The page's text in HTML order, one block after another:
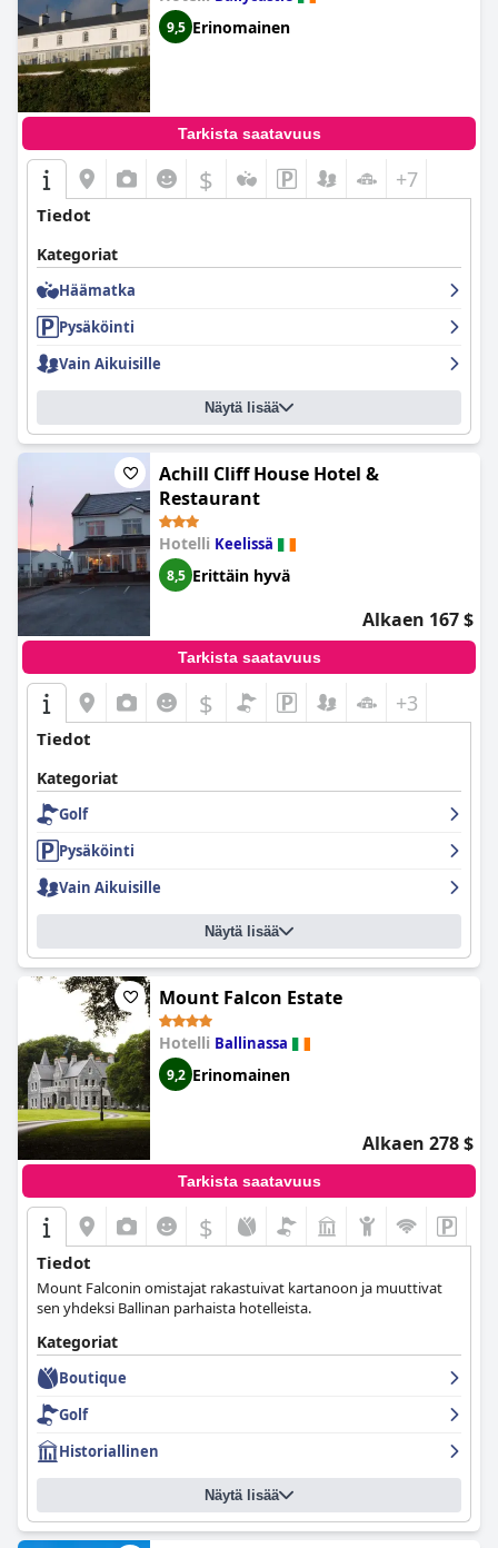
9,5 Erinomainen
Tarkista saatavuus
$ +7
Tiedot
Kategoriat
Häämatka
Pysäköinti
Vain Aikuisille
Näytä lisää
Achill Cliff House Hotel &
Restaurant
Hotelli Keelissä
8,5 Erittäin hyvä
Alkaen 167 $
Tarkista saatavuus
$ +3
Tiedot
Kategoriat
Golf
Pysäköinti
Vain Aikuisille
Näytä lisää
Mount Falcon Estate
Hotelli Ballinassa
9,2 Erinomainen
Alkaen 278 $
Tarkista saatavuus
$
Tiedot
Mount Falconin omistajat rakastuivat kartanoon ja muuttivat
sen yhdeksi Ballinan parhaista hotelleista.
Kategoriat
Boutique
Golf
Historiallinen
Näytä lisää